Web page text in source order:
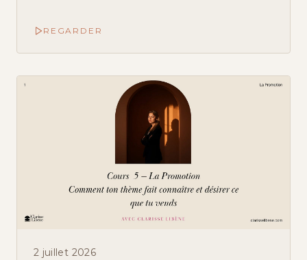
REGARDER
2 juillet 2026